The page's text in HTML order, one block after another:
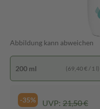
Abbildung kann abweichen
200 ml (69,40 € / 1 l)
-35% UVP: 21,50 €